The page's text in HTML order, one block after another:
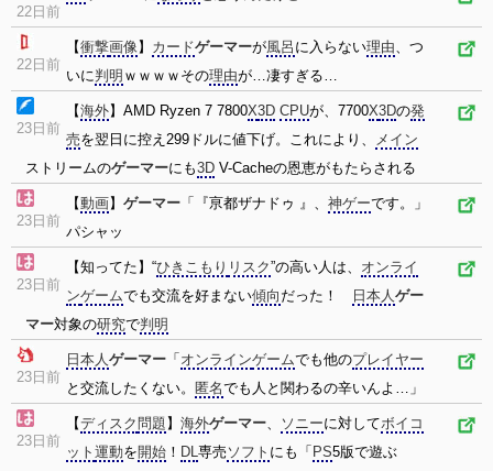
22日前
22日前
【衝撃画像】 カードゲーマーが風呂 に入らない理由、つ
いに判明 ｗｗｗｗその理由が…凄すぎる…
23日前
【海外】AMD Ryzen 7 7800X3D CPUが、7700X3Dの発
売を翌日に控え299ドルに値下げ。これにより、
メイン
ストリームのゲーマーにも3D V-Cacheの恩恵がもたらされる
23日前
【動画】 ゲーマー 「『亰都ザナドゥ 』、 神ゲーです。」
パシャッ
23日前
【知ってた】“ひきこもり リスク”の高い人は、 オンライ
ンゲームでも交流を好まない傾向 だった！ 日本人ゲー
マー対象の研究で判明
23日前
日本人ゲーマー 「 オンラインゲームでも他のプレイヤー
と交流したくない。 匿名でも人と関わるの辛いんよ…」
23日前
【ディスク 問題 】 海外ゲーマー、 ソニーに対してボイコ
ット 運動を開始 ！ DL専売 ソフト にも「 PS5版で遊ぶ